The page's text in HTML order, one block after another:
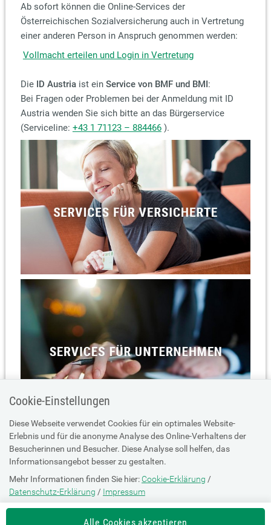
Ab sofort können die Online-Services der
Österreichischen Sozialversicherung auch in Vertretung
einer anderen Person in Anspruch genommen werden:
Vollmacht erteilen und Login in Vertretung
DieID Austriaist ein Service von BMF und BMI:
Bei Fragen oder Problemen bei der Anmeldung mit ID
Austria wenden Sie sich bitte an das Bürgerservice
(Serviceline: +43 1 71123 – 884466).
Cookie-Einstellungen
Diese Webseite verwendet Cookies für ein optimales Website-
Erlebnis und für die anonyme Analyse des Online-Verhaltens der
Besucherinnen und Besucher. Diese Analyse soll helfen, das
Informationsangebot besser zu gestalten.
Mehr Informationen finden Sie hier: Cookie-Erklärung /
Datenschutz-Erklärung / Impressum
Die Einstellung können Sie jederzeit auf der Seite "Cookie-Erklärung"
Alle Cookies akzeptieren